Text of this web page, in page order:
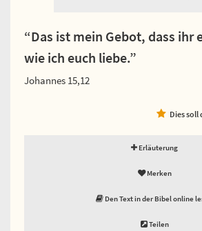
“Das ist mein Gebot, dass ihr
wie ich euch liebe.”
Johannes 15,12
Dies soll
Erläuterung
Merken
Den Text in der Bibel online
Teilen